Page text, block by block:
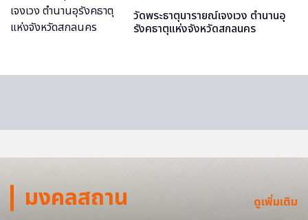
วัดพระธาตุนารายณ์เจงเวง ตำนานอุ
รังคธาตุแห่งจังหวัดสกลนคร
มงคลสถาน ดูเพิ่มเติม